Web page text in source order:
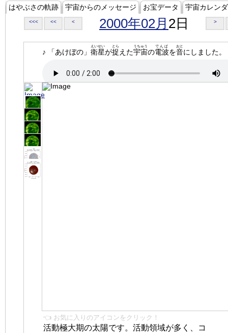
はやぶさの軌跡 宇宙からのメッセージ お宝データ 宇宙カレン
<<< << < 2000年02月 2日 >
♪ 「あけぼの」 衛星
えいせい
が捉
とら
えた宇宙
うちゅう
の電波
でんぱ
を音
おと
にしました。
👈 お気に入りのアイコンをクリック！
活動極大期の太陽です。活動領域が多く、コ